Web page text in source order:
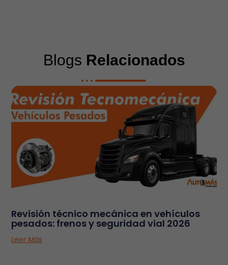
Blogs Relacionados
Revisión técnico mecánica en vehículos
pesados: frenos y seguridad vial 2026
Leer Más